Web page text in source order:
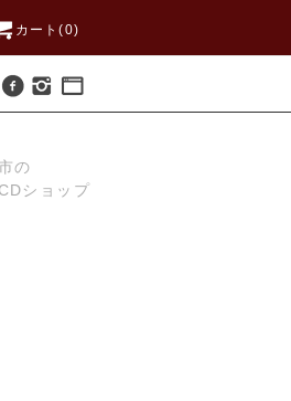
カート(0)
の
ショップ